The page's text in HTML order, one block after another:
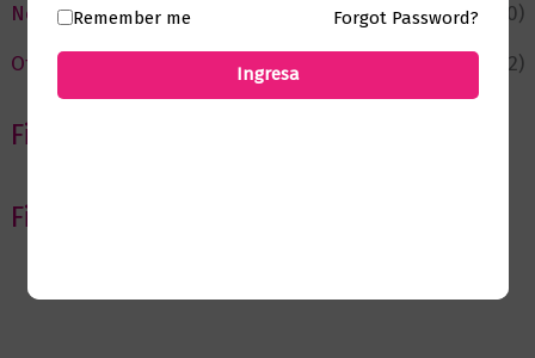
Novedades
(110)
Ofertas
(12)
Filtrar por Autor
Filtrar por editorial
Remember me Forgot Password?
Ingresa